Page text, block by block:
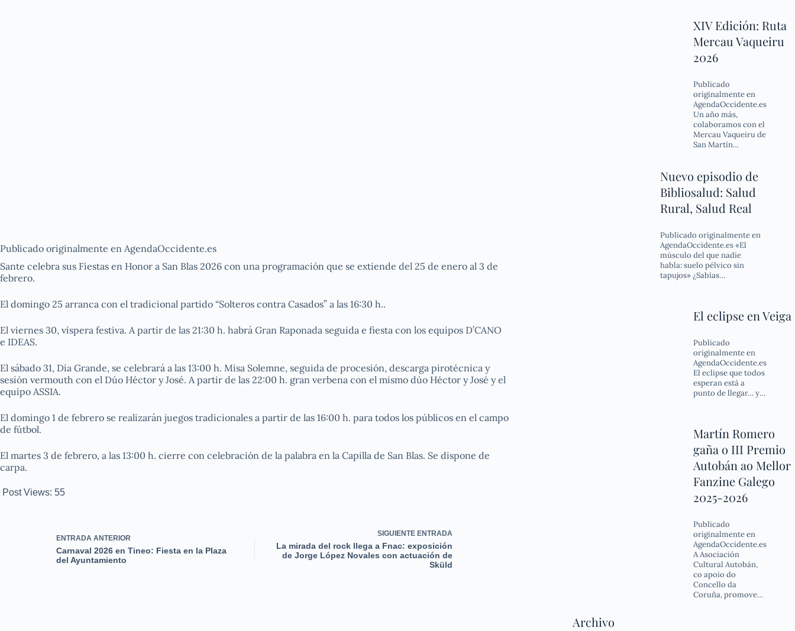
Publicado originalmente en AgendaOccidente.es
Sante celebra sus Fiestas en Honor a San Blas 2026 con una programación que se extiende del 25 de enero al 3 de
febrero.
El domingo 25 arranca con el tradicional partido “Solteros contra Casados” a las 16:30 h..
El viernes 30, víspera festiva. A partir de las 21:30 h. habrá Gran Raponada seguida e fiesta con los equipos D’CANO
e IDEAS.
El sábado 31, Día Grande, se celebrará a las 13:00 h. Misa Solemne, seguida de procesión, descarga pirotécnica y
sesión vermouth con el Dúo Héctor y José. A partir de las 22:00 h. gran verbena con el mismo dúo Héctor y José y el
equipo ASSIA.
El domingo 1 de febrero se realizarán juegos tradicionales a partir de las 16:00 h. para todos los públicos en el campo
de fútbol.
El martes 3 de febrero, a las 13:00 h. cierre con celebración de la palabra en la Capilla de San Blas. Se dispone de
carpa.
Post Views: 55
ENTRADA ANTERIOR
Carnaval 2026 en Tineo: Fiesta en la Plaza
del Ayuntamiento
SIGUIENTE ENTRADA
La mirada del rock llega a Fnac: exposición
de Jorge López Novales con actuación de
Sküld
XIV Edición: Ruta
Mercau Vaqueiru
2026
Publicado
originalmente en
AgendaOccidente.es
Un año más,
colaboramos con el
Mercau Vaqueiru de
San Martín…
Nuevo episodio de
Bibliosalud: Salud
Rural, Salud Real
Publicado originalmente en
AgendaOccidente.es «El
músculo del que nadie
habla: suelo pélvico sin
tapujos» ¿Sabías…
El eclipse en Veiga
Publicado
originalmente en
AgendaOccidente.es
El eclipse que todos
esperan está a
punto de llegar… y…
Martín Romero
gaña o III Premio
Autobán ao Mellor
Fanzine Galego
2025-2026
Publicado
originalmente en
AgendaOccidente.es
A Asociación
Cultural Autobán,
co apoio do
Concello da
Coruña, promove…
Archivo